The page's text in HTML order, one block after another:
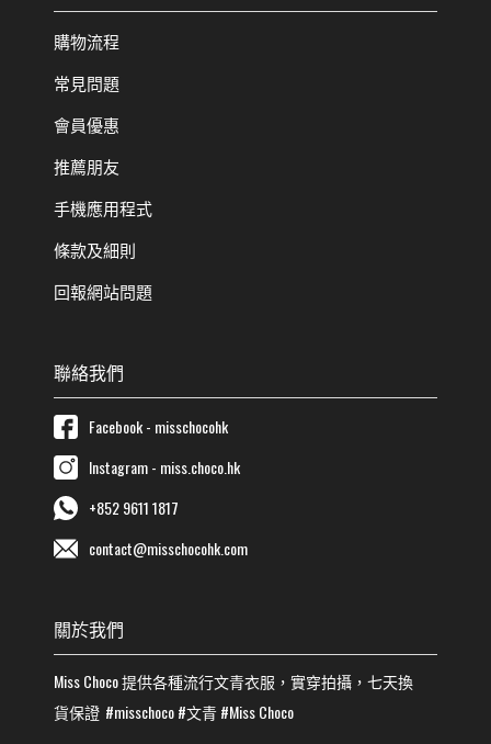
購物流程
常見問題
會員優惠
推薦朋友
手機應用程式
條款及細則
回報網站問題
聯絡我們
Facebook - misschocohk
Instagram - miss.choco.hk
+852 9611 1817
contact@misschocohk.com
關於我們
Miss Choco提供各種流行文青衣服，實穿拍攝，七天換
貨保證 #misschoco#文青#Miss Choco